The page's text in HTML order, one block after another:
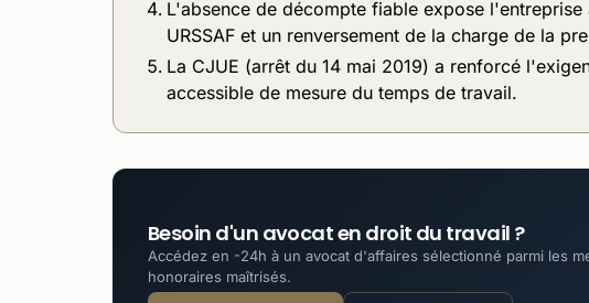
L'absence de décompte fiable expose
URSSAF et un renversement de la charge de la
La CJUE (arrêt du 14 mai 2019) a renforcé
accessible de mesure du temps de travail.
Besoin d'un avocat en droit du travail ?
Accédez en -24h à un avocat d'affaires sélectionné parmi les
honoraires maîtrisés.